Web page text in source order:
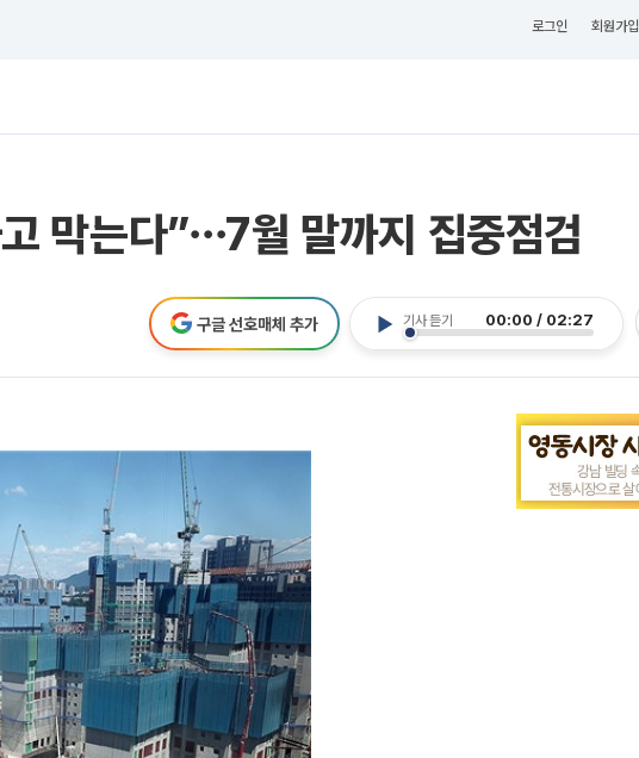
로그인 회원가입
막는다”⋯7월 말까지 집중점검
기사 듣기 00:00 / 02:27
구글 선호매체 추가